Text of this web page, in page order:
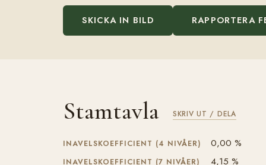
SKICKA IN BILD RAPPORTERA
Stamtavla SKRIV UT / DELA
INAVELSKOEFFICIENT (4 NIVÅER) 0,00 %
INAVELSKOEFFICIENT (7 NIVÅER) 4,15 %